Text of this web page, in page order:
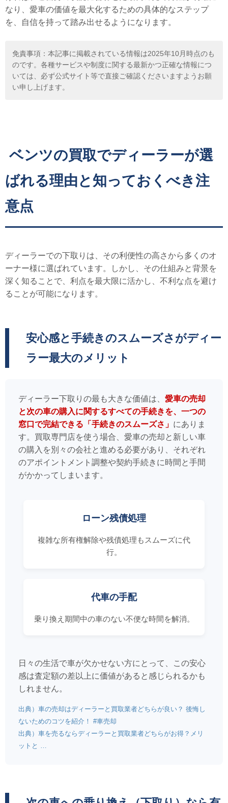
なり、愛車の価値を最大化するための具体的なステップ
を、自信を持って踏み出せるようになります。
免責事項：本記事に掲載されている情報は2025年10月時点のも
のです。各種サービスや制度に関する最新かつ正確な情報につ
いては、必ず公式サイト等で直接ご確認くださいますようお願
い申し上げます。
ベンツの買取でディーラーが選
ばれる理由と知っておくべき注
意点
ディーラーでの下取りは、その利便性の高さから多くのオ
ーナー様に選ばれています。しかし、その仕組みと背景を
深く知ることで、利点を最大限に活かし、不利な点を避け
ることが可能になります。
安心感と手続きのスムーズさがディー
ラー最大のメリット
ディーラー下取りの最も大きな価値は、 愛車の売却
と次の車の購入に関するすべての手続きを、一つの
窓口で完結できる「手続きのスムーズさ」 にありま
す。買取専門店を使う場合、愛車の売却と新しい車
の購入を別々の会社と進める必要があり、それぞれ
のアポイントメント調整や契約手続きに時間と手間
がかかってしまいます。
ローン残債処理
複雑な所有権解除や残債処理もスムーズに代
行。
代車の手配
乗り換え期間中の車のない不便な時間を解消。
日々の生活で車が欠かせない方にとって、この安心
感は査定額の差以上に価値があると感じられるかも
しれません。
出典）車の売却はディーラーと買取業者どちらが良い？ 後悔し
ないためのコツを紹介！ #車売却
出典）車を売るならディーラーと買取業者どちらがお得？メリ
ットと …